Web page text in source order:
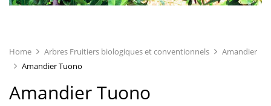
Home Arbres Fruitiers biologiques et conventionnels
Amandier
Amandier Tuono
Amandier Tuono